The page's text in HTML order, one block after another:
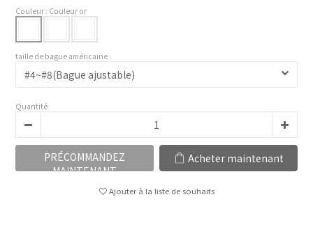
Couleur : Couleur or
taille de bague américaine
Quantité
PRÉCOMMANDEZ
MAINTENANT
Acheter maintenant
Ajouter à la liste de souhaits